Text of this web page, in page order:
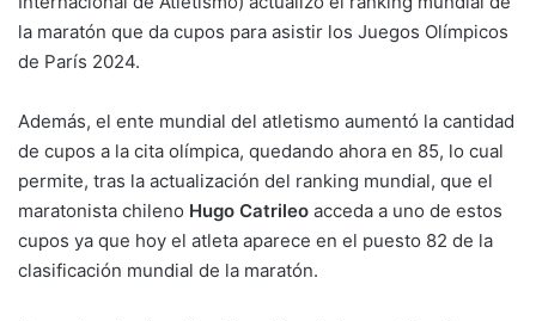
la maratón que da cupos para asistir los Juegos Olímpicos
de París 2024.
Además, el ente mundial del atletismo aumentó la cantidad
de cupos a la cita olímpica, quedando ahora en 85, lo cual
permite, tras la actualización del ranking mundial, que el
maratonista chileno Hugo Catrileo acceda a uno de estos
cupos ya que hoy el atleta aparece en el puesto 82 de la
clasificación mundial de la maratón.